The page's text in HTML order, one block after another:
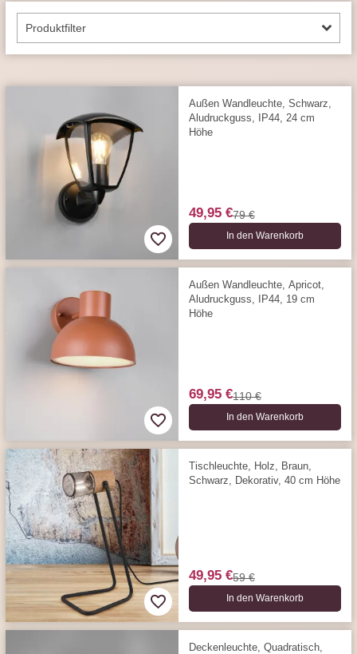
Produktfilter
Außen Wandleuchte, Schwarz,
Aludruckguss, IP44, 24 cm
Höhe
49,95 €79 €
In den Warenkorb
Außen Wandleuchte, Apricot,
Aludruckguss, IP44, 19 cm
Höhe
69,95 €110 €
In den Warenkorb
Tischleuchte, Holz, Braun,
Schwarz, Dekorativ, 40 cm Höhe
49,95 €59 €
In den Warenkorb
Deckenleuchte, Quadratisch,